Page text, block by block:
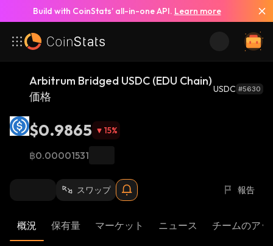
Build with CoinStats’ all-in-one API. Learn more
Arbitrum Bridged USDC (EDU Chain)
価格
USDC #5630
$0.9865 15%
฿0.00001531
スワップ 報告
概況 保有量 マーケット ニュース チームのア